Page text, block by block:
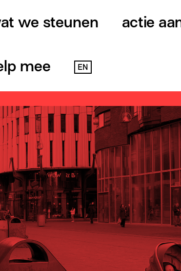
we steunen actie
mee EN